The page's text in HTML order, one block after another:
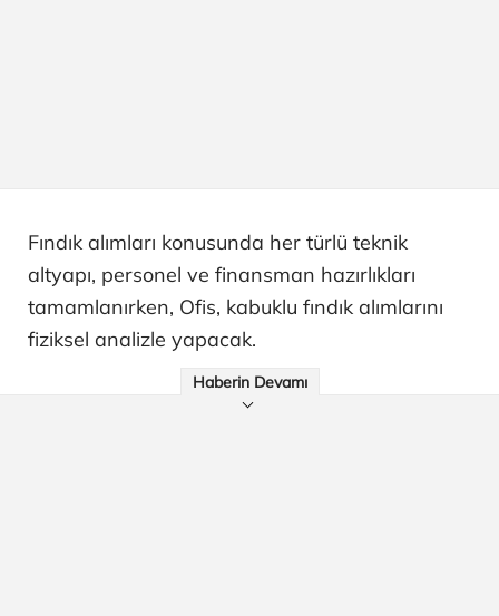
Fındık alımları konusunda her türlü teknik
altyapı, personel ve finansman hazırlıkları
tamamlanırken, Ofis, kabuklu fındık alımlarını
fiziksel analizle yapacak.
Haberin Devamı